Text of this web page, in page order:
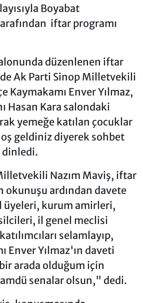
Boyabat
iftar programı
düzenlenen iftar
Ak Parti Sinop Milletvekili
Kaymakamı Enver Yılmaz,
Hasan Kara salondaki
yemeğe katılan çocuklar
geldiniz diyerek sohbet
Nazım Maviş, iftar
okunuşu ardından davete
üyeleri, kurum amirleri,
il genel meclisi
selamlayıp,
Enver Yılmaz'ın daveti
arada olduğum için
senalar olsun," dedi.